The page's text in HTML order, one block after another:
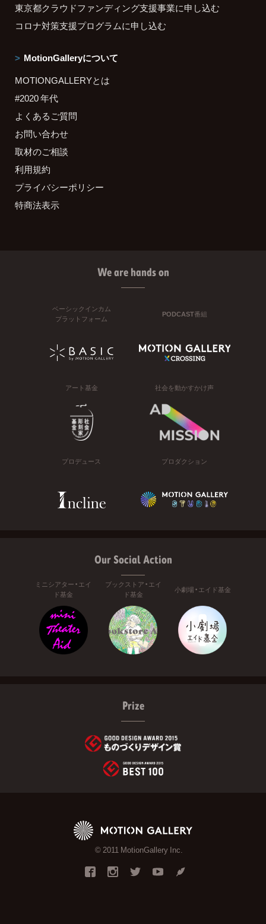
東京都クラウドファンディング支援事業に申し込む
コロナ対策支援プログラムに申し込む
MotionGalleryについて
MOTIONGALLERYとは
#2020 年代
よくあるご質問
お問い合わせ
取材のご相談
利用規約
プライバシーポリシー
特商法表示
We are hands on
ベーシックインカム
プラットフォーム
PODCAST番組
アート基金 社会を動かすかけ声
プロデュース プロダクション
Our Social Action
ミニシアター・エイ
ド基金
ブックストア・エイ
ド基金
小劇場・エイド基金
Prize
© 2011 MotionGallery Inc.